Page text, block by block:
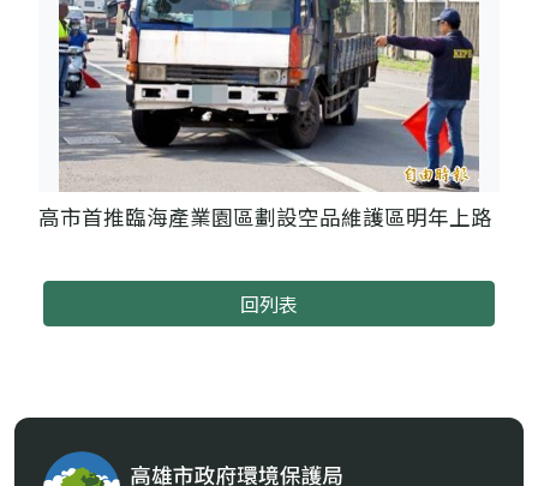
高市首推臨海產業園區劃設空品維護區明年上路
回列表